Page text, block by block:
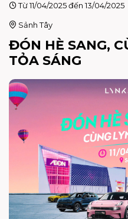
Từ 11/04/2025 đến 13/04/2025
Sảnh Tây
ĐÓN HÈ SANG,
TỎA SÁNG